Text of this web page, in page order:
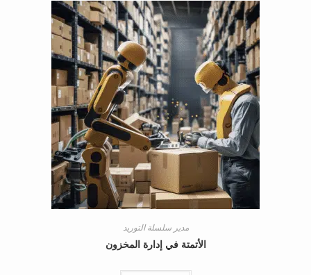
مدير سلسلة التوريد
الأتمتة في إدارة المخزون